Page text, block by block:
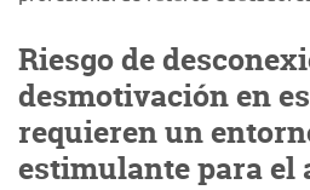
Riesgo de
desmotivación en
requieren un
estimulante para el